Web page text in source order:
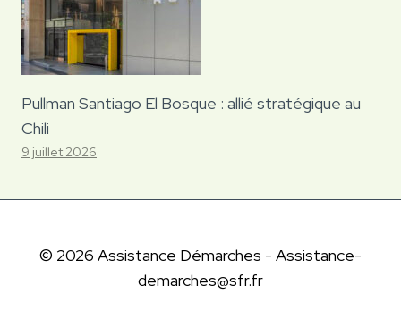
Pullman Santiago El Bosque : allié stratégique au
Chili
9 juillet 2026
© 2026 Assistance Démarches - Assistance-
demarches@sfr.fr